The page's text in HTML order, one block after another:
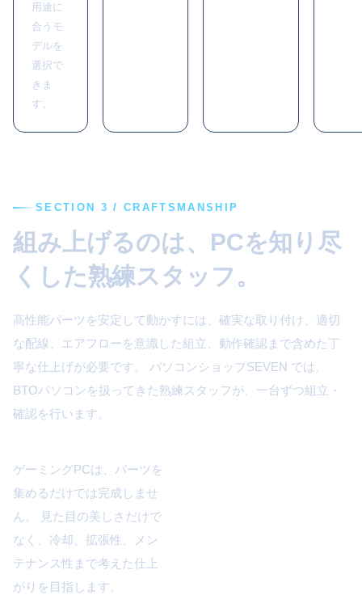
用途に
合うモ
デルを
選択で
きま
す。
SECTION 3 / CRAFTSMANSHIP
組み上げるのは、PCを知り尽
くした熟練スタッフ。
高性能パーツを安定して動かすには、確実な取り付け、適切
な配線、エアフローを意識した組立、動作確認まで含めた丁
寧な仕上げが必要です。 パソコンショップSEVEN では、
BTOパソコンを扱ってきた熟練スタッフが、一台ずつ組立・
確認を行います。
ゲーミングPCは、パーツを
集めるだけでは完成しませ
ん。 見た目の美しさだけで
なく、冷却、拡張性、メン
テナンス性まで考えた仕上
がりを目指します。